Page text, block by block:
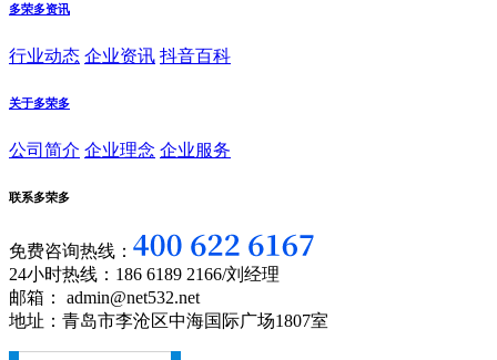
多荣多资讯
行业动态 企业资讯 抖音百科
关于多荣多
公司简介 企业理念 企业服务
联系多荣多
免费咨询热线：
24小时热线：186 6189 2166/刘经理
邮箱： admin@net532.net
地址：青岛市李沧区中海国际广场1807室